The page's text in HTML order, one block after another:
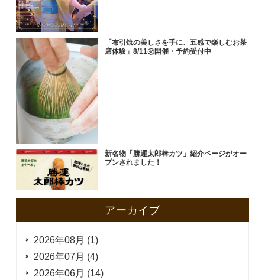
「布引焼の美しさを手に、五感で楽しむお茶
席体験」8/11㊋開催・予約受付中
新名物「勝運太郎棒カツ」紹介ページがオー
プンされました！
アーカイブ
2026年08月 (1)
2026年07月 (4)
2026年06月 (14)